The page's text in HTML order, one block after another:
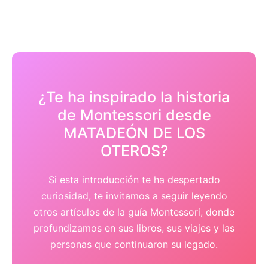
¿Te ha inspirado la historia
de Montessori desde
MATADEÓN DE LOS
OTEROS?
Si esta introducción te ha despertado
curiosidad, te invitamos a seguir leyendo
otros artículos de la guía Montessori, donde
profundizamos en sus libros, sus viajes y las
personas que continuaron su legado.